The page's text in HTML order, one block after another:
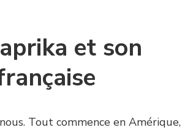
et son
Tout commence en Amérique,